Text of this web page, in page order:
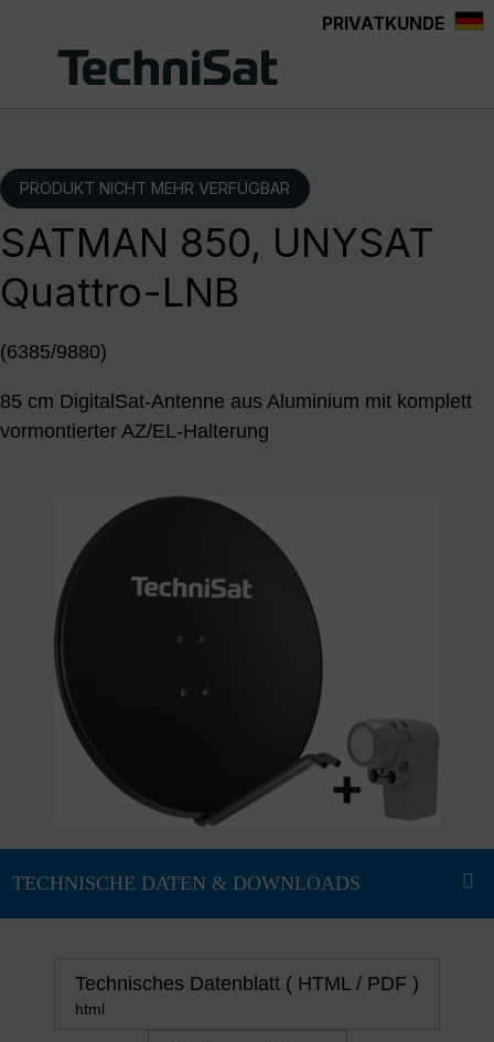
PRIVATKUNDE
PRODUKT NICHT MEHR VERFÜGBAR
SATMAN 850, UNYSAT
Quattro-LNB
(6385/9880)
85 cm DigitalSat-Antenne aus Aluminium mit komplett
vormontierter AZ/EL-Halterung
Technisches Datenblatt ( HTML / PDF )
html